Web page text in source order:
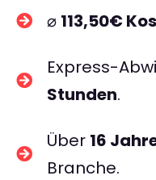
⌀ 113,50€
Express-
Stunden.
Über 16
Branche.